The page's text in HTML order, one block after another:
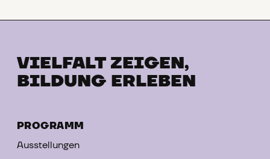
VIELFALT ZEIGEN,
BILDUNG ERLEBEN
PROGRAMM
Ausstellungen